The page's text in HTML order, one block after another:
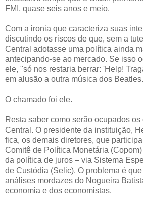
FMI, quase seis anos e meio.
Com a ironia que caracteriza suas
discutindo os riscos de que, sem a
Central adotasse uma política ainda
antecipando-se ao mercado. Se isso
ele, "só nos restaria berrar: 'Help!
em alusão a outra música dos Beatles.
O chamado foi ele.
Resta saber como serão ocupados
Central. O presidente da instituição,
fica, os demais diretores, que
Comitê de Política Monetária
da política de juros – via Sistema
de Custódia (Selic). O problema é
análises mordazes do Nogueira
economia e dos economistas.